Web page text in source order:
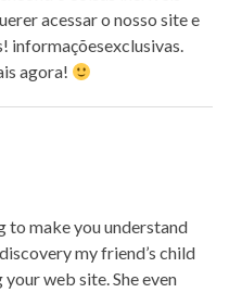
acessar o nosso site e
informaçõesexclusivas.
agora!
to make you understand
my friend’s child
web site. She even